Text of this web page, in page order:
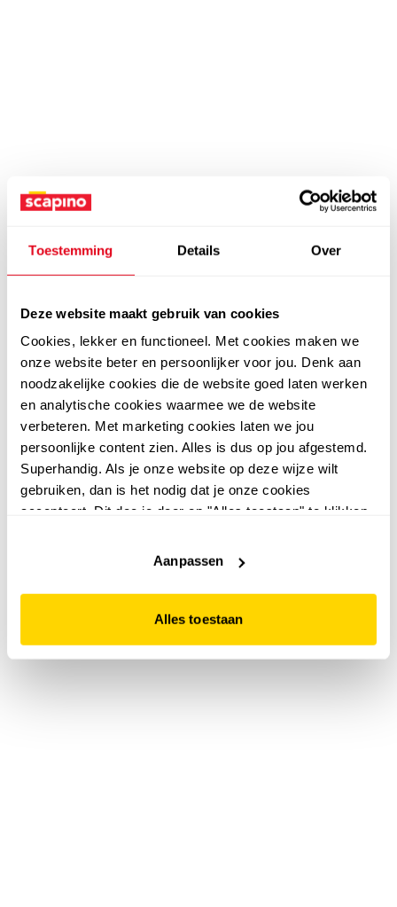
Toestemming Details Over
Deze website maakt gebruik van cookies
Cookies, lekker en functioneel. Met cookies maken we
onze website beter en persoonlijker voor jou. Denk aan
noodzakelijke cookies die de website goed laten werken
en analytische cookies waarmee we de website
verbeteren. Met marketing cookies laten we jou
persoonlijke content zien. Alles is dus op jou afgestemd.
Superhandig. Als je onze website op deze wijze wilt
gebruiken, dan is het nodig dat je onze cookies
accepteert. Dit doe je door op "Alles toestaan" te klikken.
website niet optimaal functioneert.
Aanpassen
Alles toestaan